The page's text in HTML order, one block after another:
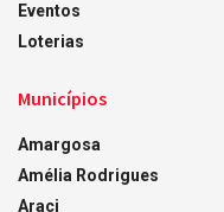
Eventos
Loterias
Municípios
Amargosa
Amélia Rodrigues
Araci